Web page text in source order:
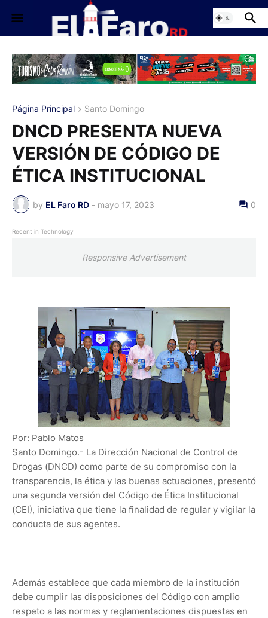
Página Principal Santo Domingo
DNCD PRESENTA NUEVA
VERSIÓN DE CÓDIGO DE
ÉTICA INSTITUCIONAL
by EL Faro RD - mayo 17, 2023 0
Recent in Technology
Responsive Advertisement
Por: Pablo Matos
Santo Domingo.- La Dirección Nacional de Control de
Drogas (DNCD) como parte de su compromiso con la
transparencia, la ética y las buenas actuaciones, presentó
una segunda versión del Código de Ética Institucional
(CEI), iniciativa que tiene la finalidad de regular y vigilar la
conducta de sus agentes.
Además establece que cada miembro de la institución
debe cumplir las disposiciones del Código con amplio
respeto a las normas y reglamentaciones dispuestas en